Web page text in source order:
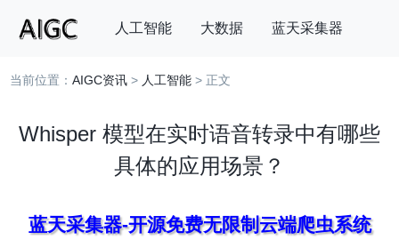
人工智能 大数据 蓝天采集器
搜索
当前位置：AIGC资讯 > 人工智能 > 正文
Whisper 模型在实时语音转录中有哪些
具体的应用场景？
蓝天采集器-开源免费无限制云端爬虫系统